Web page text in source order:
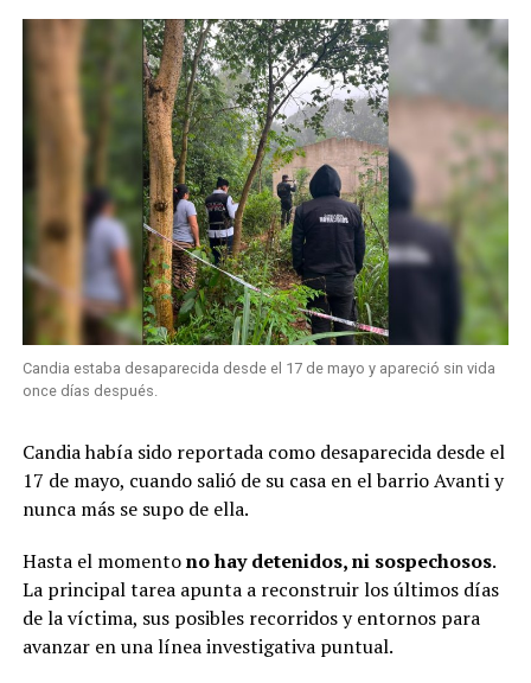
Candia estaba desaparecida desde el 17 de mayo y apareció sin vida
once días después.
Candia había sido reportada como desaparecida desde el
17 de mayo, cuando salió de su casa en el barrio Avanti y
nunca más se supo de ella.
Hasta el momentono hay detenidos, ni sospechosos.
La principal tarea apunta a reconstruir los últimos días
de la víctima, sus posibles recorridos y entornos para
avanzar en una línea investigativa puntual.